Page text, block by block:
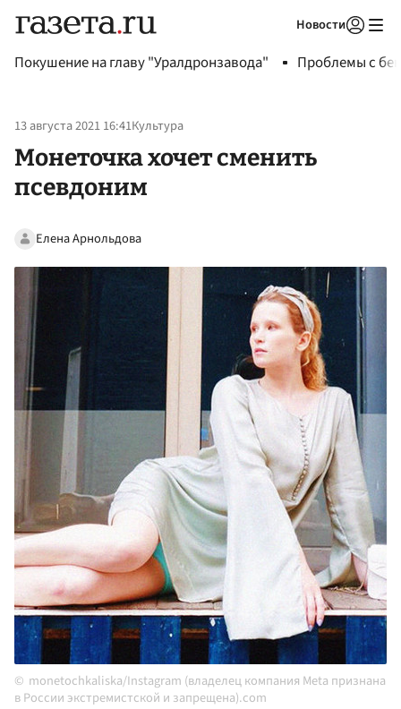
Новости
Покушение на главу "Уралдронзавода" Проблемы с
13 августа 2021 16:41Культура
Монеточка хочет сменить
псевдоним
Елена Арнольдова
monetochkaliska/Instagram (владелец компания Meta признана
в России экстремистской и запрещена).com